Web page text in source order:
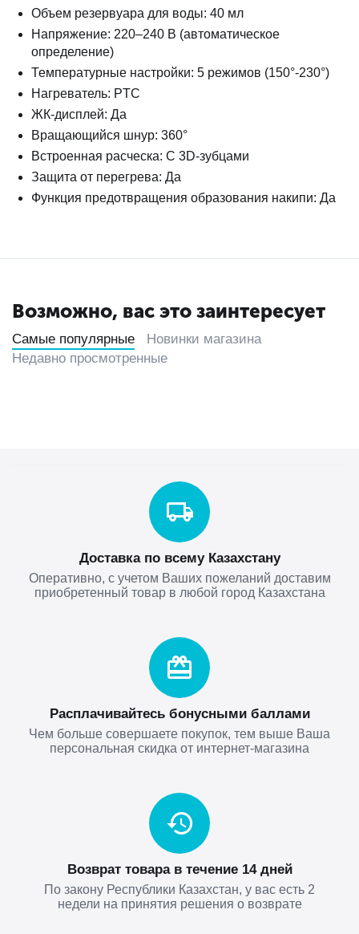
Объем резервуара для воды: 40 мл
Напряжение: 220–240 В (автоматическое
определение)
Температурные настройки: 5 режимов (150°-230°)
Нагреватель: PTC
ЖК-дисплей: Да
Вращающийся шнур: 360°
Встроенная расческа: С 3D-зубцами
Защита от перегрева: Да
Функция предотвращения образования накипи: Да
Возможно, вас это заинтересует
Самые популярные
Новинки магазина
Недавно просмотренные
Доставка по всему Казахстану
Оперативно, с учетом Ваших пожеланий доставим
приобретенный товар в любой город Казахстана
Расплачивайтесь бонусными баллами
Чем больше совершаете покупок, тем выше Ваша
персональная скидка от интернет-магазина
Возврат товара в течение 14 дней
По закону Республики Казахстан, у вас есть 2
недели на принятия решения о возврате